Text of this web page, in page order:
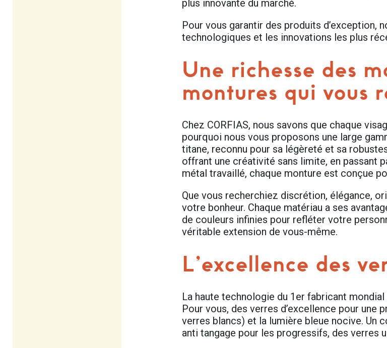
plus innovante du marché.
Pour vous garantir des produits d’exception,
technologiques et les innovations les plus
Une richesse des
montures qui vous
Chez CORFIAS, nous savons que chaque
pourquoi nous vous proposons une large
titane, reconnu pour sa légèreté et sa
offrant une créativité sans limite, en passant
métal travaillé, chaque monture est conçue
Que vous recherchiez discrétion, élégance,
votre bonheur. Chaque matériau a ses
de couleurs infinies pour refléter votre
véritable extension de vous-même.
L’excellence des
La haute technologie du 1er fabricant
Pour vous, des verres d’excellence pour une
verres blancs) et la lumière bleue nocive. Un
anti tangage pour les progressifs, des verres